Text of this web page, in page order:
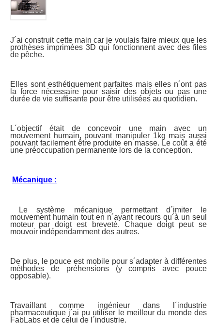
J´ai construit cette main car je voulais faire mieux que les
prothèses imprimées 3D qui fonctionnent avec des files
de pêche.
Elles sont esthétiquement parfaites mais elles n´ont pas
la force nécessaire pour saisir des objets ou pas une
durée de vie suffisante pour être utilisées au quotidien.
L´objectif était de concevoir une main avec un
mouvement humain, pouvant manipuler 1kg mais aussi
pouvant facilement être produite en masse. Le coût a été
une préoccupation permanente lors de la conception.
Mécanique :
Le système mécanique permettant d´imiter le
mouvement humain tout en n´ayant recours qu´à un seul
moteur par doigt est breveté. Chaque doigt peut se
mouvoir indépendamment des autres.
De plus, le pouce est mobile pour s´adapter à différentes
méthodes de préhensions (y compris avec pouce
opposable).
Travaillant comme ingénieur dans l´industrie
pharmaceutique j´ai pu utiliser le meilleur du monde des
FabLabs et de celui de l´industrie.